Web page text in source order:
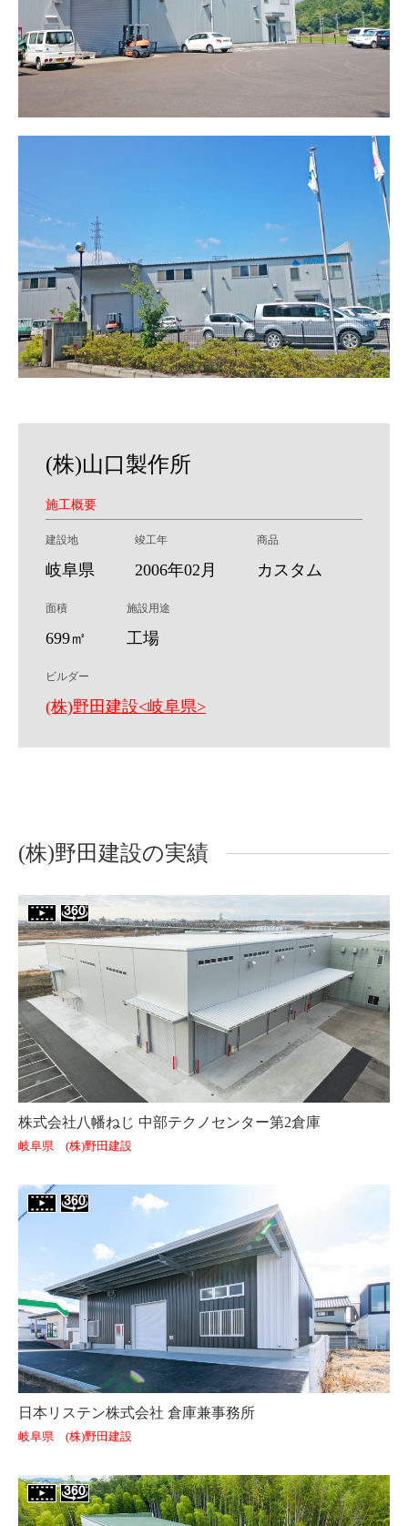
(株)山口製作所
施工概要
建設地
岐阜県
竣工年
2006年02月
商品
カスタム
面積
699㎡
施設用途
工場
ビルダー
(株)野田建設<岐阜県>
(株)野田建設の実績
株式会社八幡ねじ 中部テクノセンター第2倉庫
岐阜県 (株)野田建設
日本リステン株式会社 倉庫兼事務所
岐阜県 (株)野田建設